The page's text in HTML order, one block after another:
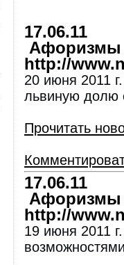
17.06.11
Афоризмы
http://
20 июня 2011
львиную долю
Прочитать
17.06.11
Афоризмы
http://
19 июня 2011